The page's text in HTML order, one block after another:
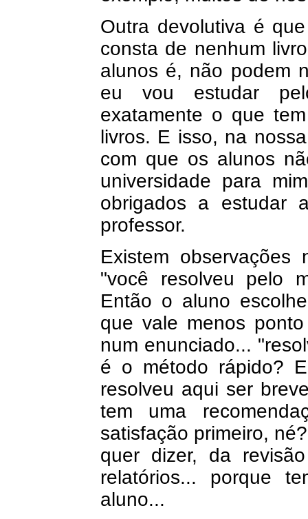
Outra devolutiva é
consta de nenhum
alunos é, não podem
eu vou estudar
exatamente o que
livros. E isso, na
com que os alunos
universidade para
obrigados a estudar
professor.
Existem
"você resolveu pelo
Então o aluno
que vale menos
num enunciado...
é o método rápido?
resolveu aqui ser
tem uma
satisfação primeiro,
quer dizer, da
relatórios... porque
aluno...